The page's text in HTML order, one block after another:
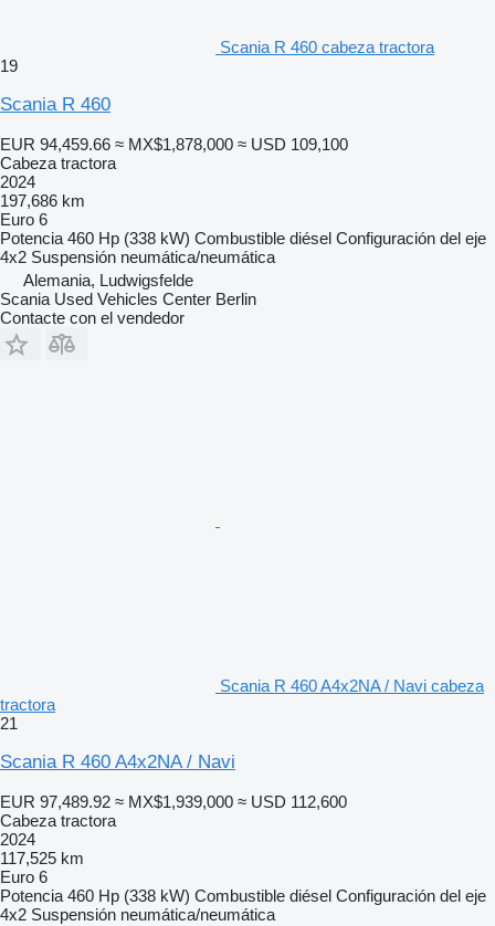
Scania R 460 cabeza tractora
19
Scania R 460
EUR 94,459.66 ≈ MX$1,878,000 ≈ USD 109,100
Cabeza tractora
2024
197,686 km
Euro 6
Potencia 460 Hp (338 kW) Combustible diésel Configuración del eje
4x2 Suspensión neumática/neumática
Alemania, Ludwigsfelde
Scania Used Vehicles Center Berlin
Contacte con el vendedor
Scania R 460 A4x2NA / Navi cabeza
tractora
21
Scania R 460 A4x2NA / Navi
EUR 97,489.92 ≈ MX$1,939,000 ≈ USD 112,600
Cabeza tractora
2024
117,525 km
Euro 6
Potencia 460 Hp (338 kW) Combustible diésel Configuración del eje
4x2 Suspensión neumática/neumática